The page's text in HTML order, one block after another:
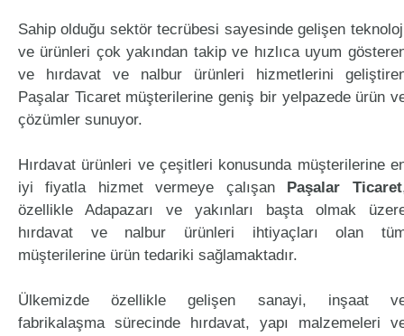
Sahip olduğu sektör tecrübesi sayesinde gelişen
ve ürünleri çok yakından takip ve hızlıca uyum
ve hırdavat ve nalbur ürünleri hizmetlerini
Paşalar Ticaret müşterilerine geniş bir yelpazede ürün
çözümler sunuyor.
Hırdavat ürünleri ve çeşitleri konusunda müşterilerine
iyi fiyatla hizmet vermeye çalışan Paşalar Ticaret
özellikle Adapazarı ve yakınları başta olmak
hırdavat ve nalbur ürünleri ihtiyaçları olan
müşterilerine ürün tedariki sağlamaktadır.
Ülkemizde özellikle gelişen sanayi, inşaat
fabrikalaşma sürecinde hırdavat, yapı malzemeleri